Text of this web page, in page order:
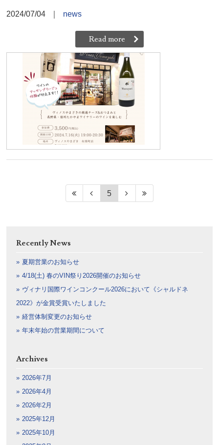
2024/07/04 news
Read more
5
Recently News
夏期営業のお知らせ
4/18(土) 春のVIN祭り2026開催のお知らせ
ヴィナリ国際ワインコンクール2026において《シャルドネ
2022》が金賞受賞いたしました
経営体制変更のお知らせ
年末年始の営業期間について
Archives
2026年7月
2026年4月
2026年2月
2025年12月
2025年10月